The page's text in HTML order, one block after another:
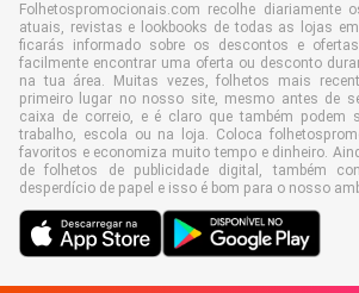
Folhetospromocionais.com recolhe diariamente
atuais, revistas e lookbooks de todas as lojas
ficarás informado sobre os descontos e
facilmente encontrar uma oferta ou desconto
na tua área. Muitas vezes, folhetos mais
primeiro lugar no nosso site, mesmo antes de
caixa de correio, e é claro que também podem
trabalho, escola ou na loja. Coloca
favoritos e economiza muito tempo e dinheiro.
de folhetos de publicidade digital, também
desperdício de papel e isso é bom para o nosso